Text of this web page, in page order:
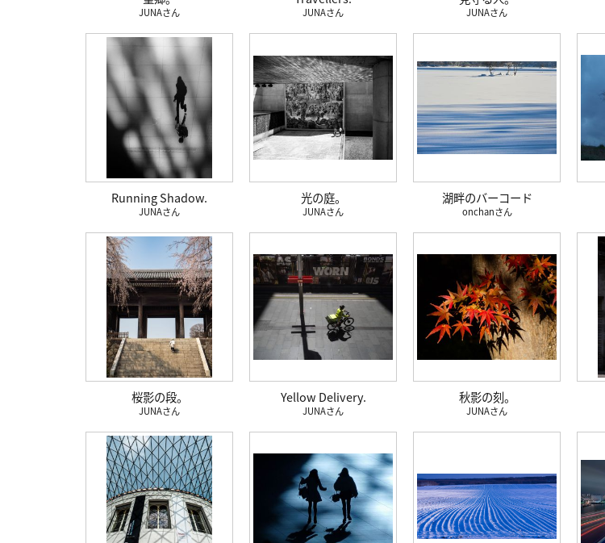
JUNA JUNA JUNA
Running Shadow.
JUNA
光の庭。
JUNA
湖畔のバーコード
onchan
桜影の段。
JUNA
Yellow Delivery.
JUNA
秋影の刻。
JUNA